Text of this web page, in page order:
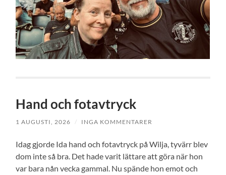
Hand och fotavtryck
1 AUGUSTI, 2026 / INGA KOMMENTARER
Idag gjorde Ida hand och fotavtryck på Wilja, tyvärr blev
dom inte så bra. Det hade varit lättare att göra när hon
var bara nån vecka gammal. Nu spände hon emot och